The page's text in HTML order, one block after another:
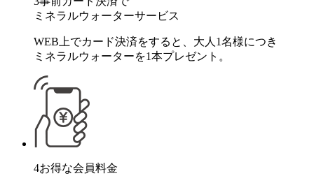
ミネラルウォーターサービス
WEB上でカード決済をすると、大人1名様につき
ミネラルウォーターを1本プレゼント。
4お得な会員料金